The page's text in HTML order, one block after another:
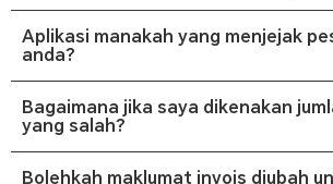
Sila hubungi Sokongan Perkhidmatan HONOR
menghadapi sebarang isu pembayaran.
Aplikasi manakah yang menjejak
anda?
Anda boleh menjejaki pesanan anda di laman
memuat turun Aplikasi My HONOR.
Bagaimana jika saya dikenakan
yang salah?
Jika anda percaya amaun yang dikenakan untuk
tidak tepat, sila hubungi khidmat sokongan
Bolehkah maklumat invois diubah